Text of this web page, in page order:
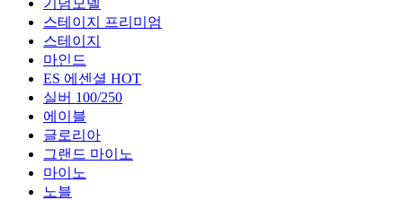
기념모델
스테이지 프리미엄
스테이지
마인드
ES 에센셜 HOT
실버 100/250
에이블
글로리아
그랜드 마이노
마이노
노블